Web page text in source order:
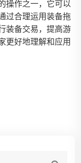
操作之一，它可以
过合理运用装备拖
装备交易，提高游
更好地理解和应用